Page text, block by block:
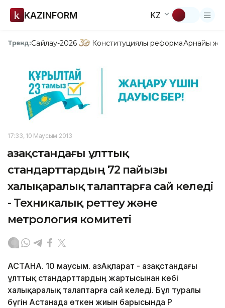
KAZINFORM KZ
Тренд:Сайлау-2026 Конституциялық реформаАрнайы
17:33, 10 Маусым 2013
Қазақстандағы ұлттық
стандарттардың 72 пайызы
халықаралық талаптарға сай келеді
- Техникалық реттеу және
метрология комитеті
АСТАНА. 10 маусым. ҚазАқпарат - Қазақстандағы
ұлттық стандарттардың жартысынан көбі
халықаралық талаптарға сай келеді. Бұл туралы
бүгін Астанада өткен жиын барысында ҚР